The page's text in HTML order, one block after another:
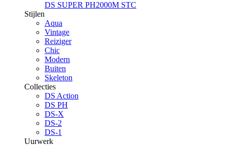
DS SUPER PH2000M STC
Stijlen
Aqua
Vintage
Reiziger
Chic
Modern
Buiten
Skeleton
Collecties
DS Action
DS PH
DS-X
DS-2
DS-1
Uurwerk